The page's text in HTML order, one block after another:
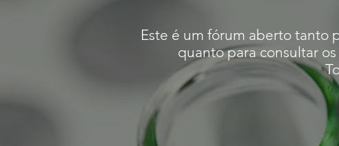
Este é um fórum aberto tanto
quanto para consultar